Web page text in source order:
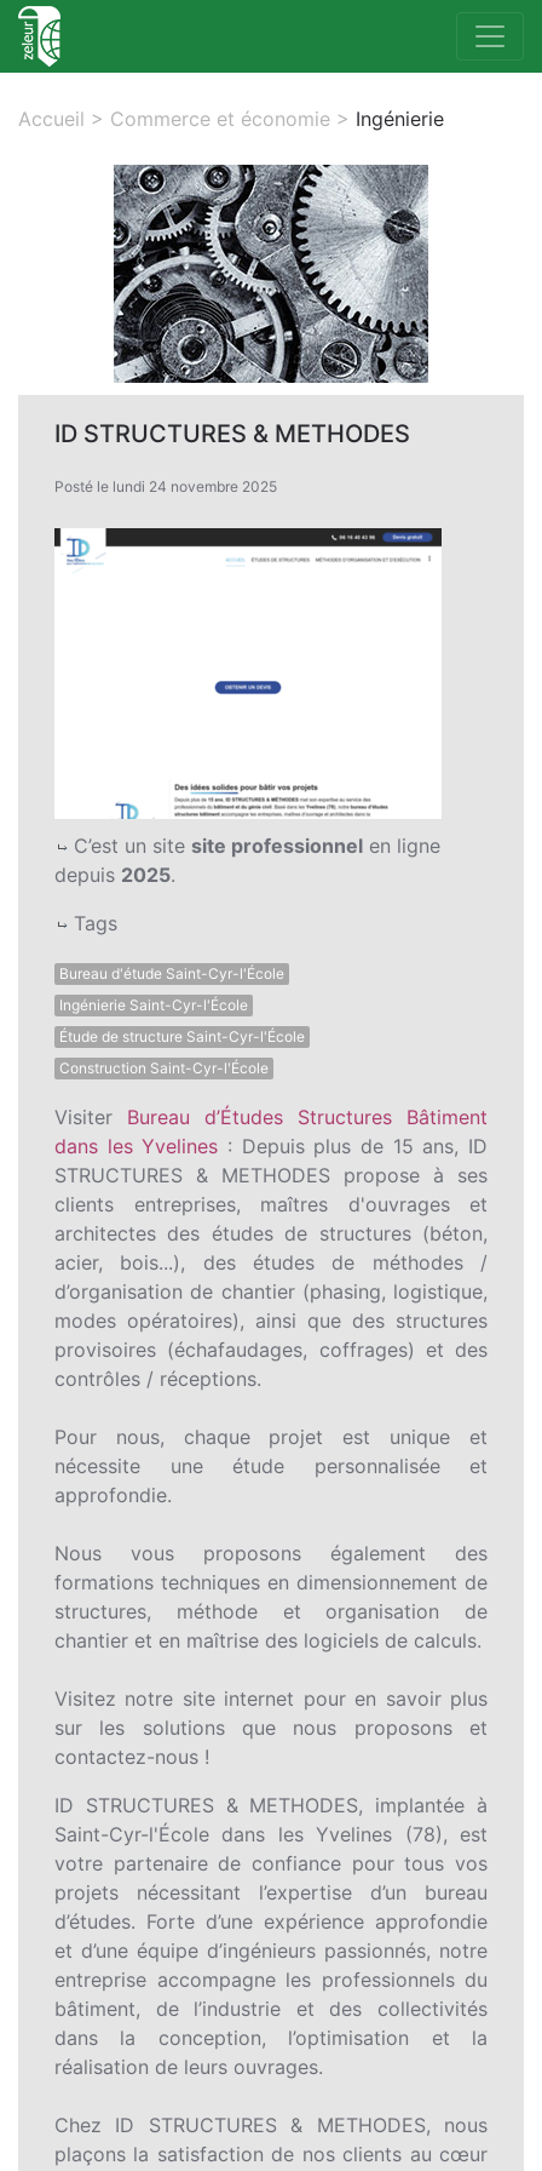
Accueil > Commerce et économie > Ingénierie
ID STRUCTURES & METHODES
Posté le lundi 24 novembre 2025
C’est un site site professionnel en ligne
depuis 2025.
Tags
Bureau d'étude Saint-Cyr-l'École
Ingénierie Saint-Cyr-l'École
Étude de structure Saint-Cyr-l'École
Construction Saint-Cyr-l'École
Visiter Bureau d’Études Structures Bâtiment
dans les Yvelines : Depuis plus de 15 ans, ID
STRUCTURES & METHODES propose à ses
clients entreprises, maîtres d'ouvrages et
architectes des études de structures (béton,
acier, bois...), des études de méthodes /
d’organisation de chantier (phasing, logistique,
modes opératoires), ainsi que des structures
provisoires (échafaudages, coffrages) et des
contrôles / réceptions.
Pour nous, chaque projet est unique et
nécessite une étude personnalisée et
approfondie.
Nous vous proposons également des
formations techniques en dimensionnement de
structures, méthode et organisation de
chantier et en maîtrise des logiciels de calculs.
Visitez notre site internet pour en savoir plus
sur les solutions que nous proposons et
contactez-nous !
ID STRUCTURES & METHODES, implantée à
Saint-Cyr-l'École dans les Yvelines (78), est
votre partenaire de confiance pour tous vos
projets nécessitant l’expertise d’un bureau
d’études. Forte d’une expérience approfondie
et d’une équipe d’ingénieurs passionnés, notre
entreprise accompagne les professionnels du
bâtiment, de l’industrie et des collectivités
dans la conception, l’optimisation et la
réalisation de leurs ouvrages.
Chez ID STRUCTURES & METHODES, nous
plaçons la satisfaction de nos clients au cœur